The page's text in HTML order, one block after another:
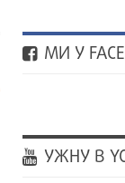
МИ У
УЖНУ В